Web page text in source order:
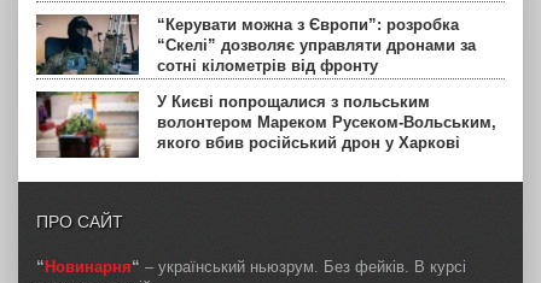
“Керувати можна з Європи”: розробка
“Скелі” дозволяє управляти дронами за
сотні кілометрів від фронту
У Києві попрощалися з польським
волонтером Мареком Русеком-Вольським,
якого вбив російський дрон у Харкові
ПРО САЙТ
“ Новинарня“ – український ньюзрум. Без фейків. В курсі